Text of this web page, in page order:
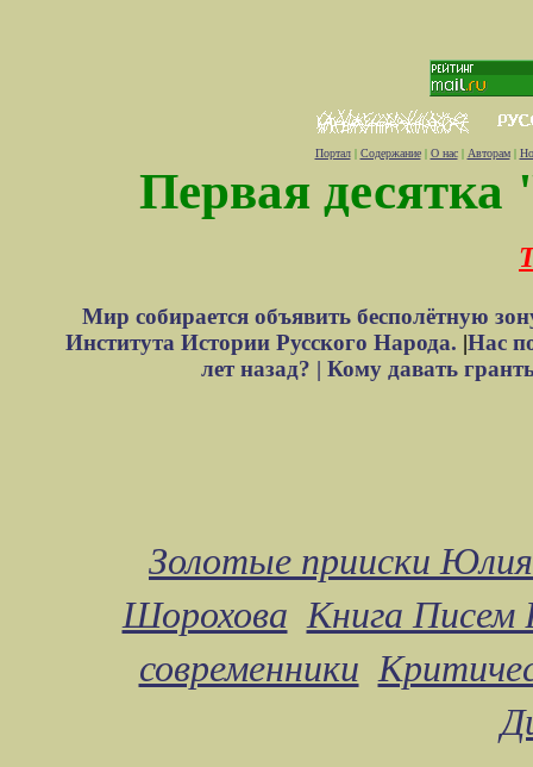
Портал| Содержание| О нас| Авторам|
Первая десятка
Мир собирается объявить бесполётную
Института Истории Русского Народа. |Нас
лет назад? | Кому давать
Золотые прииски
Шорохова Книга Писем
современники